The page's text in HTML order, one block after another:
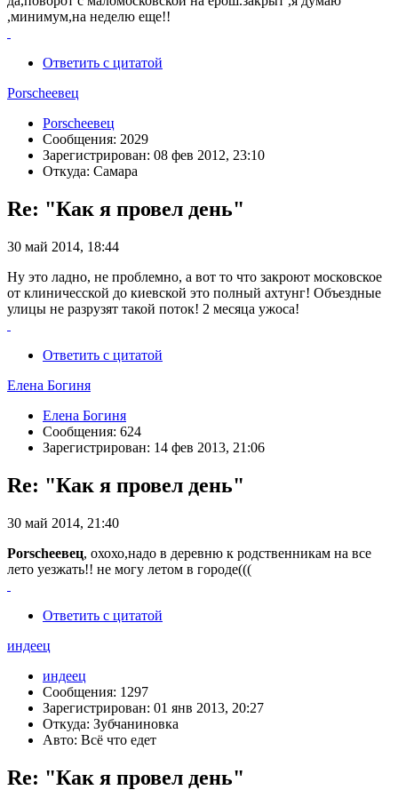
,минимум,на неделю еще!!
Ответить с цитатой
Porscheeвец
Porscheeвец
Сообщения: 2029
Зарегистрирован: 08 фев 2012, 23:10
Откуда: Самара
Re: "Как я провел день"
30 май 2014, 18:44
Ну это ладно, не проблемно, а вот то что закроют московское
от клиничесской до киевской это полный ахтунг! Объездные
улицы не разрузят такой поток! 2 месяца ужоса!
Ответить с цитатой
Елена Богиня
Елена Богиня
Сообщения: 624
Зарегистрирован: 14 фев 2013, 21:06
Re: "Как я провел день"
30 май 2014, 21:40
Porscheeвец, охохо,надо в деревню к родственникам на все
лето уезжать!! не могу летом в городе(((
Ответить с цитатой
индеец
индеец
Сообщения: 1297
Зарегистрирован: 01 янв 2013, 20:27
Откуда: Зубчаниновка
Авто: Всё что едет
Re: "Как я провел день"